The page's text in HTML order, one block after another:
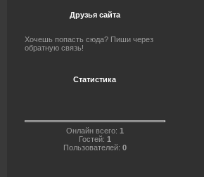
Друзья сайта
Хочешь попасть сюда? Пиши через
обратную связь!
Статистика
Онлайн всего: 1
Гостей: 1
Пользователей: 0